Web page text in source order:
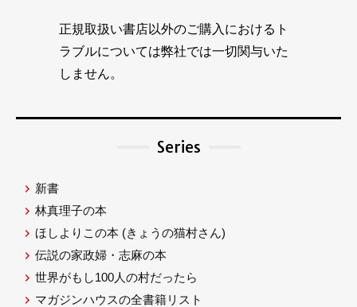
正規取扱い書店以外のご購入におけるト
ラブルについては弊社では一切関与いた
しません。
Series
新書
林真理子の本
ほしよりこの本 (きょうの猫村さん)
伝説の家政婦・志麻の本
世界がもし100人の村だったら
マガジンハウスの全書籍リスト